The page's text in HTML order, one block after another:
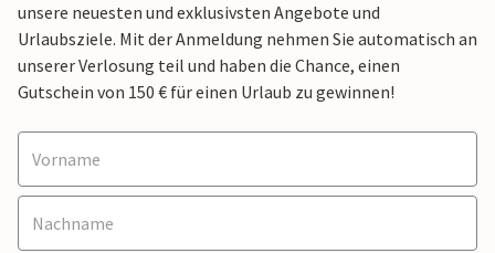
unsere neuesten und exklusivsten Angebote und
Urlaubsziele. Mit der Anmeldung nehmen Sie automatisch an
unserer Verlosung teil und haben die Chance, einen
Gutschein von 150 € für einen Urlaub zu gewinnen!